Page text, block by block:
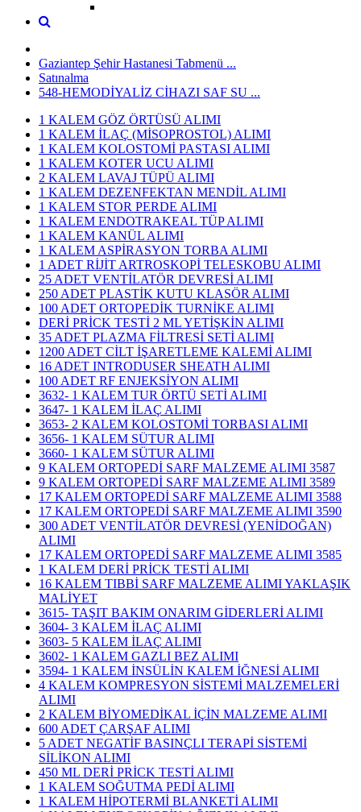
Gaziantep Şehir Hastanesi Tabmenü ...
Satınalma
548-HEMODİYALİZ CİHAZI SAF SU ...
1 KALEM GÖZ ÖRTÜSÜ ALIMI
1 KALEM İLAÇ (MİSOPROSTOL) ALIMI
1 KALEM KOLOSTOMİ PASTASI ALIMI
1 KALEM KOTER UCU ALIMI
2 KALEM LAVAJ TÜPÜ ALIMI
1 KALEM DEZENFEKTAN MENDİL ALIMI
1 KALEM STOR PERDE ALIMI
1 KALEM ENDOTRAKEAL TÜP ALIMI
1 KALEM KANÜL ALIMI
1 KALEM ASPİRASYON TORBA ALIMI
1 ADET RİJİT ARTROSKOPİ TELESKOBU ALIMI
25 ADET VENTİLATÖR DEVRESİ ALIMI
250 ADET PLASTİK KUTU KLASÖR ALIMI
100 ADET ORTOPEDİK TURNİKE ALIMI
DERİ PRİCK TESTİ 2 ML YETİŞKİN ALIMI
35 ADET PLAZMA FİLTRESİ SETİ ALIMI
1200 ADET CİLT İŞARETLEME KALEMİ ALIMI
16 ADET INTRODUSER SHEATH ALIMI
100 ADET RF ENJEKSİYON ALIMI
3632- 1 KALEM TUR ÖRTÜ SETİ ALIMI
3647- 1 KALEM İLAÇ ALIMI
3653- 2 KALEM KOLOSTOMİ TORBASI ALIMI
3656- 1 KALEM SÜTUR ALIMI
3660- 1 KALEM SÜTUR ALIMI
9 KALEM ORTOPEDİ SARF MALZEME ALIMI 3587
9 KALEM ORTOPEDİ SARF MALZEME ALIMI 3589
17 KALEM ORTOPEDİ SARF MALZEME ALIMI 3588
17 KALEM ORTOPEDİ SARF MALZEME ALIMI 3590
300 ADET VENTİLATÖR DEVRESİ (YENİDOĞAN)
ALIMI
17 KALEM ORTOPEDİ SARF MALZEME ALIMI 3585
1 KALEM DERİ PRİCK TESTİ ALIMI
16 KALEM TIBBİ SARF MALZEME ALIMI YAKLAŞIK
MALİYET
3615- TAŞIT BAKIM ONARIM GİDERLERİ ALIMI
3604- 3 KALEM İLAÇ ALIMI
3603- 5 KALEM İLAÇ ALIMI
3602- 1 KALEM GAZLI BEZ ALIMI
3594- 1 KALEM İNSÜLİN KALEM İĞNESİ ALIMI
4 KALEM KOMPRESYON SİSTEMİ MALZEMELERİ
ALIMI
2 KALEM BİYOMEDİKAL İÇİN MALZEME ALIMI
600 ADET ÇARŞAF ALIMI
5 ADET NEGATİF BASINÇLI TERAPİ SİSTEMİ
SİLİKON ALIMI
450 ML DERİ PRİCK TESTİ ALIMI
1 KALEM SOĞUTMA PEDİ ALIMI
1 KALEM HİPOTERMİ BLANKETİ ALIMI